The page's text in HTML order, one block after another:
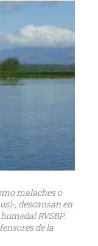
malaches o
, descansan en
RVSBP.
de la